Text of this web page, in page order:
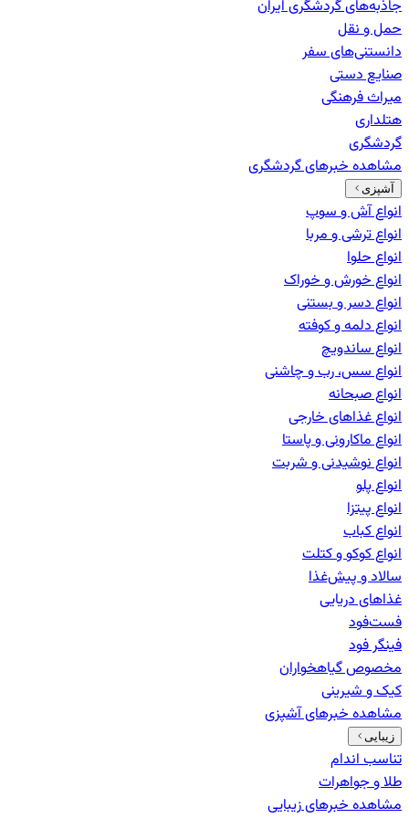
جاذبه‌های گردشگری ایران
حمل و نقل
دانستنی‌های سفر
صنایع دستی
میراث فرهنگی
هتلداری
گردشگری
مشاهده خبرهایگردشگری
آشپزی
انواع آش و سوپ
انواع ترشی و مربا
انواع حلوا
انواع خورش و خوراک
انواع دسر و بستنی
انواع دلمه و کوفته
انواع ساندویچ
انواع سس، رب و چاشنی
انواع صبحانه
انواع غذاهای خارجی
انواع ماکارونی و پاستا
انواع نوشیدنی و شربت
انواع پلو
انواع پیتزا
انواع کباب
انواع کوکو و کتلت
سالاد و پیش‌غذا
غذاهای دریایی
فست‌فود
فینگر فود
مخصوص گیاهخواران
کیک و شیرینی
مشاهده خبرهایآشپزی
زیبایی
تناسب اندام
طلا و جواهرات
مشاهده خبرهایزیبایی